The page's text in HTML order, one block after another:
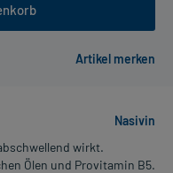
Nasivin
wirkt.
Ölen und Provitamin B5.